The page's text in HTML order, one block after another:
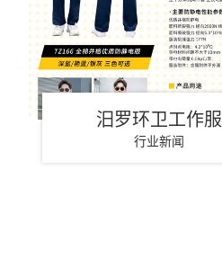
汨罗环卫工作服
行业新闻